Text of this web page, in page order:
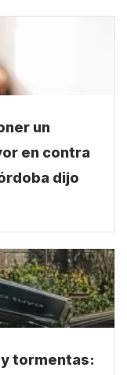
un
en contra
dijo
tormentas: